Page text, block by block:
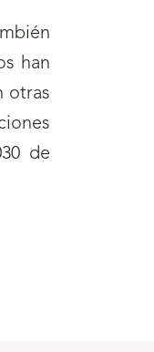
han
otras
de